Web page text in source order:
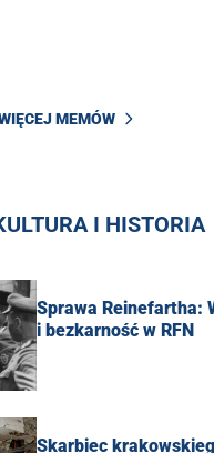
MEMÓW
I HISTORIA
Sprawa Reinefartha:
i bezkarność w RFN
Skarbiec